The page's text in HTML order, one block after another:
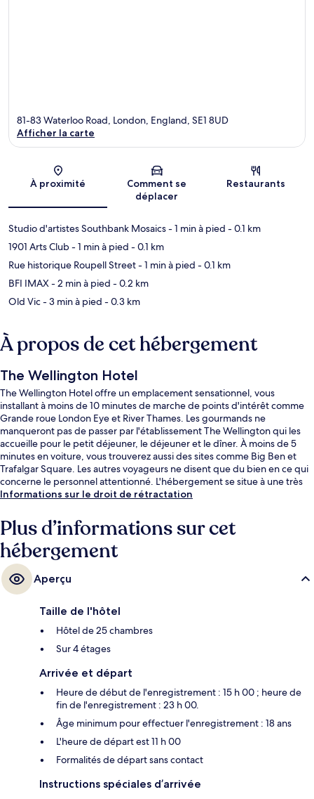
Carte
81-83 Waterloo Road, London, England, SE1 8UD
Afficher la carte
À proximité
Comment se
déplacer
Restaurants
Studio d'artistes Southbank Mosaics- 1 min à pied - 0.1 km
1901 Arts Club- 1 min à pied - 0.1 km
Rue historique Roupell Street- 1 min à pied - 0.1 km
BFI IMAX- 2 min à pied - 0.2 km
Old Vic- 3 min à pied - 0.3 km
À propos de cet hébergement
The Wellington Hotel
The Wellington Hotel offre un emplacement sensationnel, vous
installant à moins de 10 minutes de marche de points d'intérêt comme
Grande roue London Eye et River Thames. Les gourmands ne
manqueront pas de passer par l'établissement The Wellington qui les
accueille pour le petit déjeuner, le déjeuner et le dîner. À moins de 5
minutes en voiture, vous trouverez aussi des sites comme Big Ben et
Trafalgar Square. Les autres voyageurs ne disent que du bien en ce qui
concerne le personnel attentionné. L'hébergement se situe à une très
courte distance à pied des transports publics : Station de métro
Informations sur le droit de rétractation
Plus d’informations sur cet
hébergement
Aperçu
Taille de l'hôtel
Hôtel de 25 chambres
Sur 4 étages
Arrivée et départ
Heure de début de l'enregistrement : 15 h 00 ; heure de
fin de l'enregistrement : 23 h 00.
Âge minimum pour effectuer l'enregistrement : 18 ans
L'heure de départ est 11 h 00
Formalités de départ sans contact
Instructions spéciales d’arrivée